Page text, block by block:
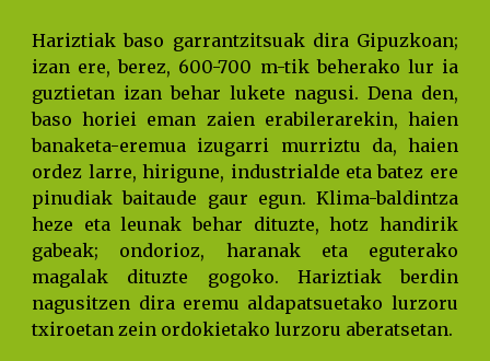
Hariztiak baso garrantzitsuak dira Gipuzkoan;
izan ere, berez, 600-700 m-tik beherako lur ia
guztietan izan behar lukete nagusi. Dena den,
baso horiei eman zaien erabilerarekin, haien
banaketa-eremua izugarri murriztu da, haien
ordez larre, hirigune, industrialde eta batez ere
pinudiak baitaude gaur egun. Klima-baldintza
heze eta leunak behar dituzte, hotz handirik
gabeak; ondorioz, haranak eta eguterako
magalak dituzte gogoko. Hariztiak berdin
nagusitzen dira eremu aldapatsuetako lurzoru
txiroetan zein ordokietako lurzoru aberatsetan.